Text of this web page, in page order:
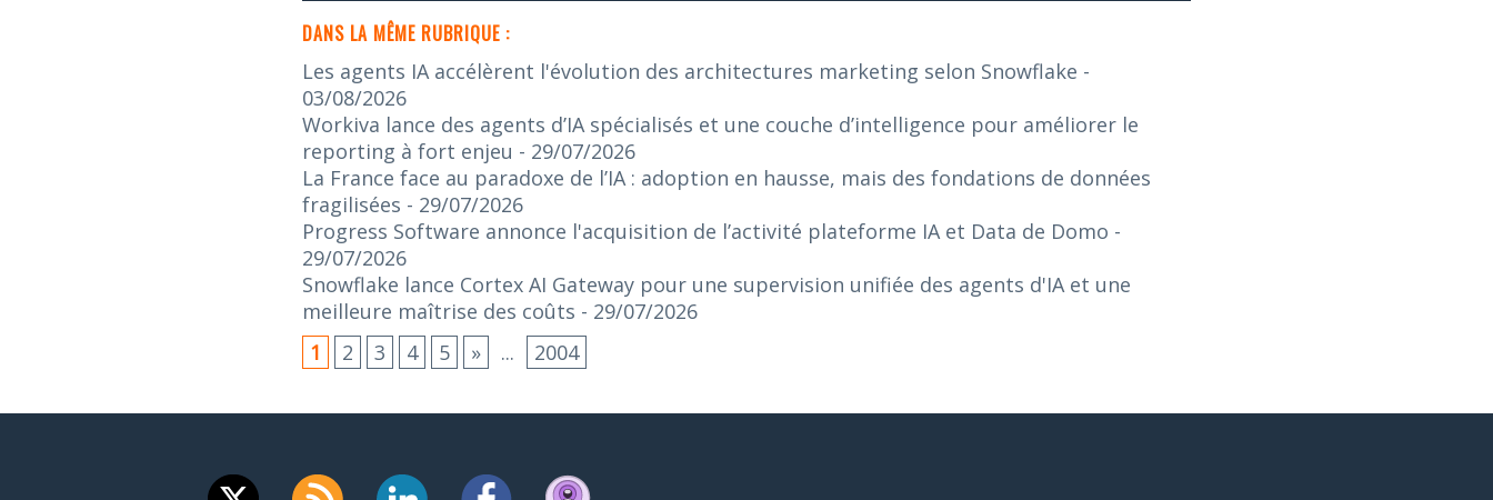
DANS LA MÊME RUBRIQUE :
Les agents IA accélèrent l'évolution des architectures marketing selon Snowflake -
03/08/2026
Workiva lance des agents d’IA spécialisés et une couche d’intelligence pour améliorer le
reporting à fort enjeu - 29/07/2026
La France face au paradoxe de l’IA : adoption en hausse, mais des fondations de données
fragilisées - 29/07/2026
Progress Software annonce l'acquisition de l’activité plateforme IA et Data de Domo -
29/07/2026
Snowflake lance Cortex AI Gateway pour une supervision unifiée des agents d'IA et une
meilleure maîtrise des coûts - 29/07/2026
1
2 3 4 5 » ... 2004